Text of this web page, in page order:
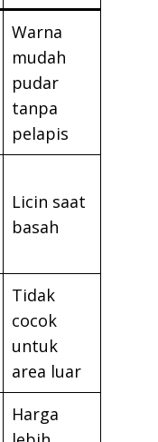
Warna
mudah
pudar
tanpa
pelapis
Licin saat
basah
Tidak
cocok
untuk
area luar
Harga